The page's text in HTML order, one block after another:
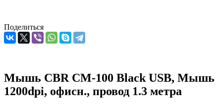
Поделиться
Мышь CBR CM-100 Black USB, Мышь
1200dpi, офисн., провод 1.3 метра